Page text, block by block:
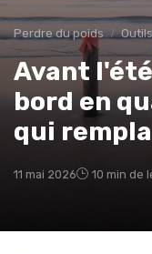
Perdre du poids
Avant
bord en
qui
11 mai 2026 10 min de